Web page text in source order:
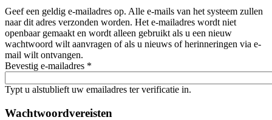
Geef een geldig e-mailadres op. Alle e-mails van het systeem zullen
naar dit adres verzonden worden. Het e-mailadres wordt niet
openbaar gemaakt en wordt alleen gebruikt als u een nieuw
wachtwoord wilt aanvragen of als u nieuws of herinneringen via e-
mail wilt ontvangen.
Bevestig e-mailadres *
Typt u alstublieft uw emailadres ter verificatie in.
Wachtwoordvereisten